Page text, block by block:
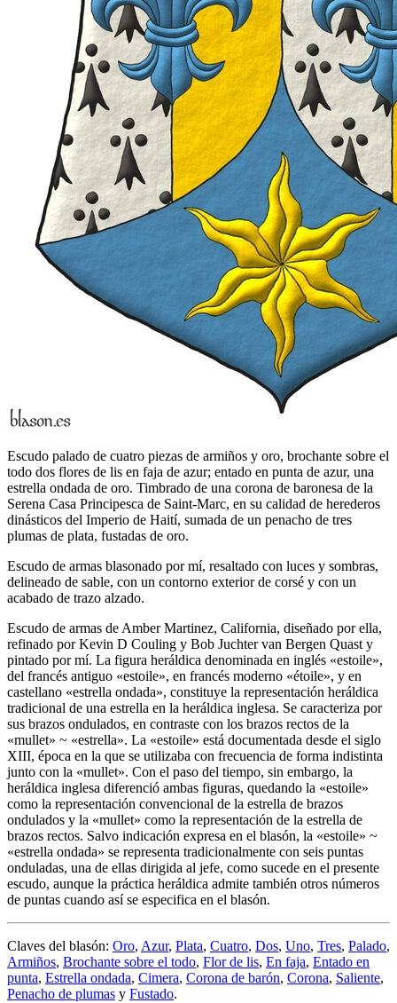
Escudo palado de cuatro piezas de armiños y oro, brochante sobre el
todo dos flores de lis en faja de azur; entado en punta de azur, una
estrella ondada de oro. Timbrado de una corona de baronesa de la
Serena Casa Principesca de Saint-Marc, en su calidad de herederos
dinásticos del Imperio de Haití, sumada de un penacho de tres
plumas de plata, fustadas de oro.
Escudo de armas blasonado por mí, resaltado con luces y sombras,
delineado de sable, con un contorno exterior de corsé y con un
acabado de trazo alzado.
Escudo de armas de Amber Martinez, California, diseñado por ella,
refinado por Kevin D Couling y Bob Juchter van Bergen Quast y
pintado por mí. La figura heráldica denominada en inglés «estoile»,
del francés antiguo «estoile», en francés moderno «étoile», y en
castellano «estrella ondada», constituye la representación heráldica
tradicional de una estrella en la heráldica inglesa. Se caracteriza por
sus brazos ondulados, en contraste con los brazos rectos de la
«mullet» ~ «estrella». La «estoile» está documentada desde el siglo
XIII, época en la que se utilizaba con frecuencia de forma indistinta
junto con la «mullet». Con el paso del tiempo, sin embargo, la
heráldica inglesa diferenció ambas figuras, quedando la «estoile»
como la representación convencional de la estrella de brazos
ondulados y la «mullet» como la representación de la estrella de
brazos rectos. Salvo indicación expresa en el blasón, la «estoile» ~
«estrella ondada» se representa tradicionalmente con seis puntas
onduladas, una de ellas dirigida al jefe, como sucede en el presente
escudo, aunque la práctica heráldica admite también otros números
de puntas cuando así se especifica en el blasón.
Claves del blasón: Oro, Azur, Plata, Cuatro, Dos, Uno, Tres, Palado,
Armiños, Brochante sobre el todo, Flor de lis, En faja, Entado en
punta, Estrella ondada, Cimera, Corona de barón, Corona, Saliente,
Penacho de plumas y Fustado.